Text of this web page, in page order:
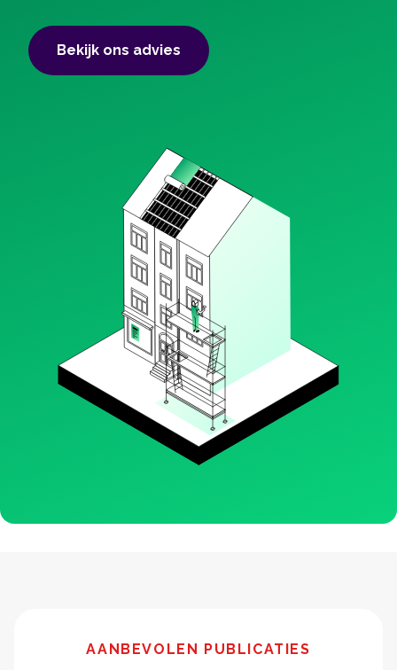
Bekijk ons ​​advies
AANBEVOLEN PUBLICATIES